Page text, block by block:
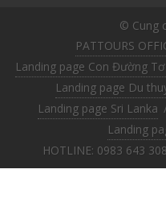
© Cung
PATTOURS
Landing page Con Đường
Landing page Du
Landing page Sri Lanka
Landing
HOTLINE: 0983 643